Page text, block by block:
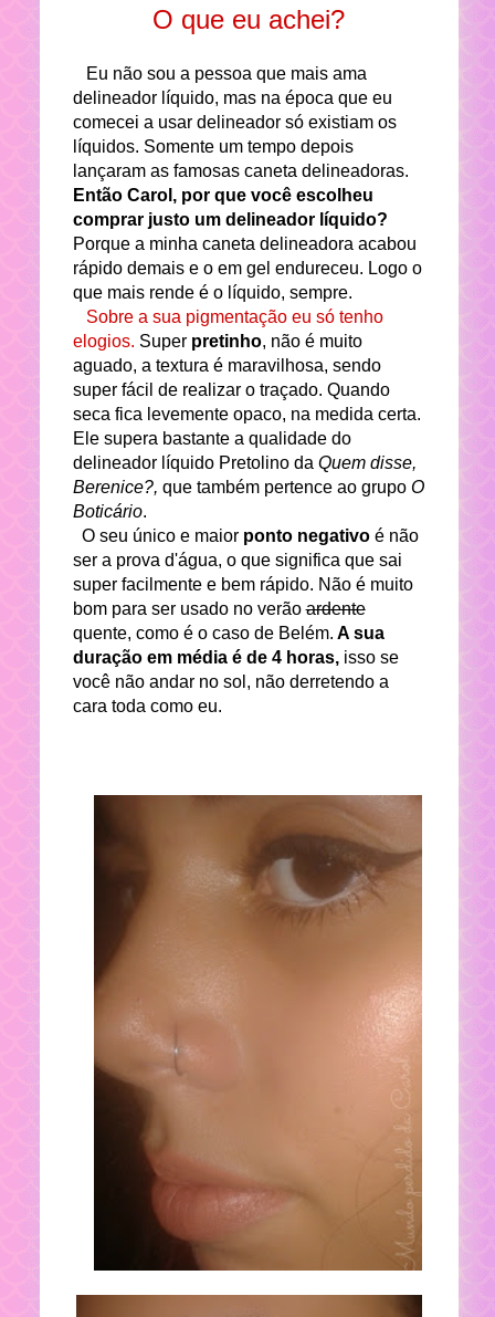
O que eu achei?
Eu não sou a pessoa que mais ama
delineador líquido, mas na época que eu
comecei a usar delineador só existiam os
líquidos. Somente um tempo depois
lançaram as famosas caneta delineadoras.
Então Carol, por que você escolheu
comprar justo um delineador líquido?
Porque a minha caneta delineadora acabou
rápido demais e o em gel endureceu. Logo o
que mais rende é o líquido, sempre.
Sobre a sua pigmentação eu só tenho
elogios. Superpretinho, não é muito
aguado, a textura é maravilhosa, sendo
super fácil de realizar o traçado. Quando
seca fica levemente opaco, na medida certa.
Ele supera bastante a qualidade do
delineador líquido Pretolino da Quem disse,
Berenice?, que também pertence ao grupo O
Boticário.
O seu único e maior ponto negativoé não
ser a prova d'água, o que significa que sai
super facilmente e bem rápido. Não é muito
bom para ser usado no verãoardente
quente, como é o caso de Belém. A sua
duração em média é de 4 horas,isso se
você não andar no sol, não derretendo a
cara toda como eu.